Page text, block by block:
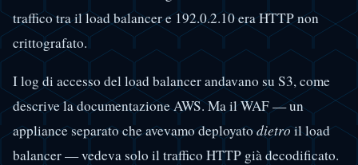
traffico tra il load balancer e 192.0.2.10 era HTTP non
crittografato.
I log di accesso del load balancer andavano su S3, come
descrive la documentazione AWS. Ma il WAF — un
appliance separato che avevamo deployatodietroil load
balancer — vedeva solo il traffico HTTP già decodificato.